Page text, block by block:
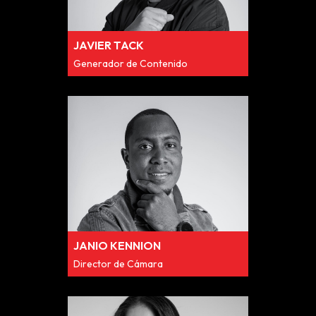
JAVIER TACK
Generador de Contenido
JANIO KENNION
Director de Cámara